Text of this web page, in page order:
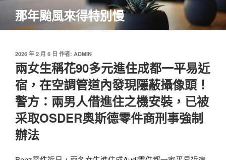
主
那年颱風來得特別慢
發
佈
於
2026 年 2 月 6 日 作者: ADMIN
兩女生稱花90多元進住成都一平易近
宿，在空調管道內發現隱蔽攝像頭！
警方：兩男人借進住之機安裝，已被
采取OSDER奧斯德零件商刑事強制
辦法